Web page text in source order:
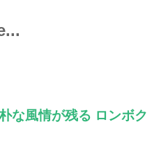
な風情が残る ロンボク